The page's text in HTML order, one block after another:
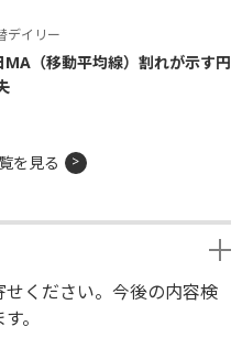
デイリー
MA（移動平均線）割れが示す円
を見る
ください。今後の内容検
。